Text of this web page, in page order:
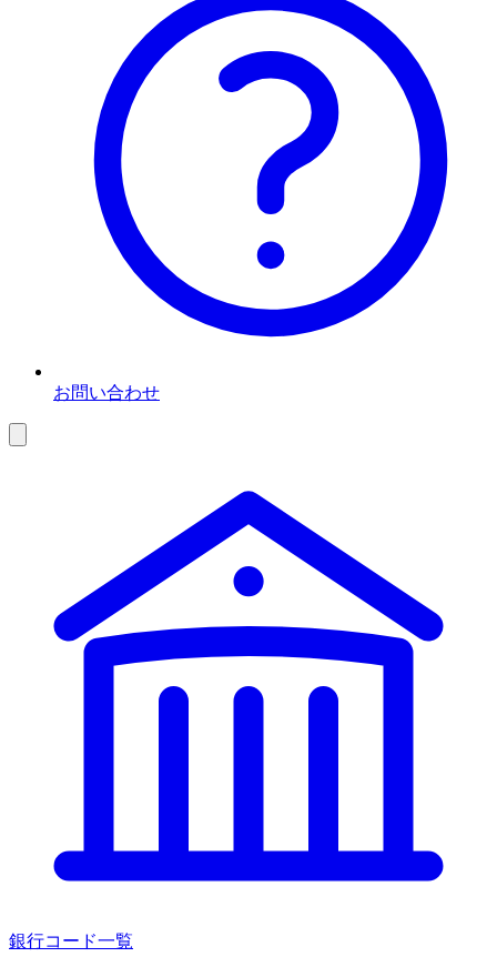
お問い合わせ
銀行コード一覧